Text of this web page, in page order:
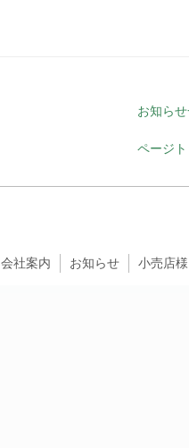
お知ら
ページ
会社案内 お知らせ 小売店様